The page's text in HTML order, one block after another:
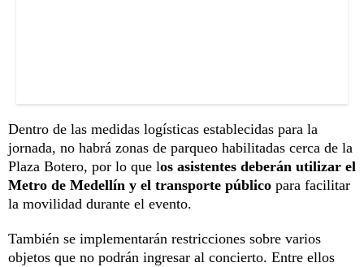
Dentro de las medidas logísticas establecidas para la
jornada, no habrá zonas de parqueo habilitadas cerca de la
Plaza Botero, por lo que los asistentes deberán utilizar el
Metro de Medellín y el transporte público para facilitar
la movilidad durante el evento.
También se implementarán restricciones sobre varios
objetos que no podrán ingresar al concierto. Entre ellos